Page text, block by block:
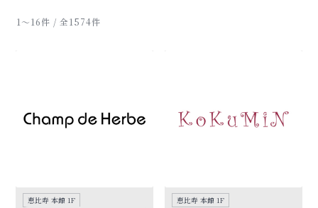
1〜16件 / 全1574件
恵比寿 本館 1F
恵比寿 本館 1F